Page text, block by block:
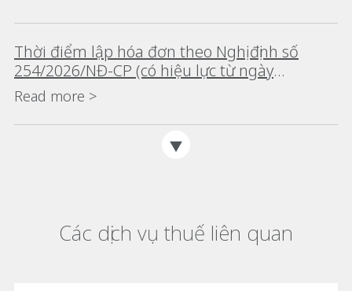
Thời điểm lập hóa đơn theo Nghị định số
254/2026/NĐ-CP (có hiệu lực từ ngày
01/07/2026)
Read more >
Các dịch vụ thuế liên quan